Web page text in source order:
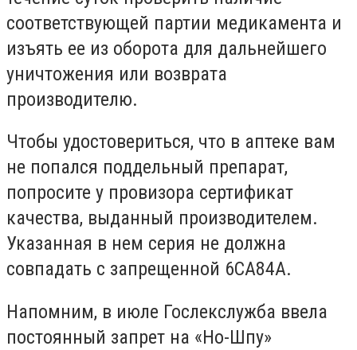
соответствующей партии медикамента и
изъять ее из оборота для дальнейшего
уничтожения или возврата
производителю.
Чтобы удостовериться, что в аптеке вам
не попался поддельный препарат,
попросите у провизора сертификат
качества, выданный производителем.
Указанная в нем серия не должна
совпадать с запрещенной 6СА84А.
Напомним, в июле Гослекслужба ввела
постоянный запрет на «Но-Шпу»